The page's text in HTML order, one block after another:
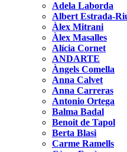
Adela Laborda
Albert Estrada-
Àlex Mitrani
Àlex Masalles
Alícia Cornet
ANDARTE
Àngels Comella
Anna Calvet
Anna Carreras
Antonio Ortega
Balma Badal
Benoit de Tapol
Berta Blasi
Carme Ramells